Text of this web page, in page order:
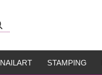
NAILART STAMPING